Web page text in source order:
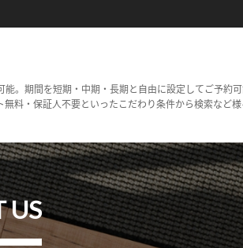
。期間を短期・中期・長期と自由に設定してご予約
・保証人不要といったこだわり条件から検索など様
US